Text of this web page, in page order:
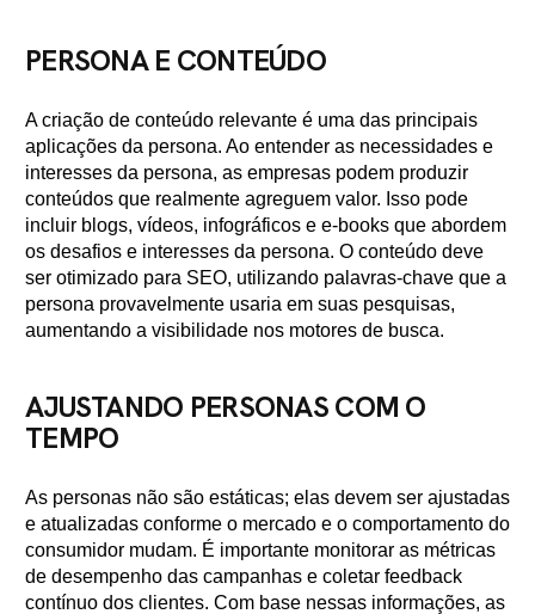
PERSONA E CONTEÚDO
A criação de conteúdo relevante é uma das principais
aplicações da persona. Ao entender as necessidades e
interesses da persona, as empresas podem produzir
conteúdos que realmente agreguem valor. Isso pode
incluir blogs, vídeos, infográficos e e-books que abordem
os desafios e interesses da persona. O conteúdo deve
ser otimizado para SEO, utilizando palavras-chave que a
persona provavelmente usaria em suas pesquisas,
aumentando a visibilidade nos motores de busca.
AJUSTANDO PERSONAS COM O
TEMPO
As personas não são estáticas; elas devem ser ajustadas
e atualizadas conforme o mercado e o comportamento do
consumidor mudam. É importante monitorar as métricas
de desempenho das campanhas e coletar feedback
contínuo dos clientes. Com base nessas informações, as